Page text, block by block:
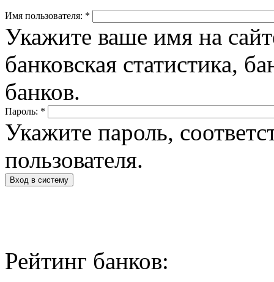
Имя пользователя: *
Укажите ваше имя на
банковская статистика,
банков.
Пароль: *
Укажите пароль,
пользователя.
Рейтинг банков: